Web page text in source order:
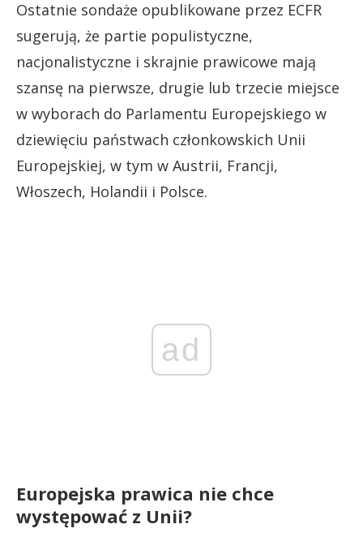
Ostatnie sondaże opublikowane przez ECFR
sugerują, że partie populistyczne,
nacjonalistyczne i skrajnie prawicowe mają
szansę na pierwsze, drugie lub trzecie miejsce
w wyborach do Parlamentu Europejskiego w
dziewięciu państwach członkowskich Unii
Europejskiej, w tym w Austrii, Francji,
Włoszech, Holandii i Polsce.
ad
Europejska prawica nie chce
występować z Unii?